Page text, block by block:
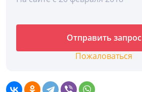
Отправить запрос
Пожаловаться